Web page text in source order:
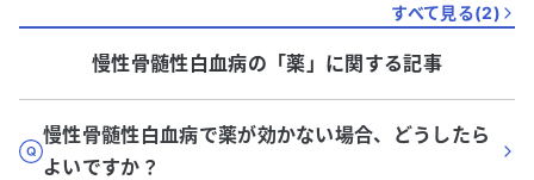
すべて見る(2)
慢性骨髄性白血病の「薬 」に関する記事
慢性骨髄性白血病で薬が効かない場合、どうしたら
よいですか？